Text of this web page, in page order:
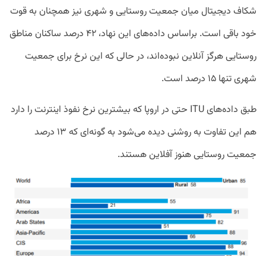
شکاف دیجیتال میان جمعیت روستایی و شهری نیز همچنان به قوت
خود باقی است. براساس داده‌های این نهاد، ۴۲ درصد ساکنان مناطق
روستایی هرگز آنلاین نبوده‌اند، در حالی که این نرخ برای جمعیت
شهری تنها ۱۵ درصد است.
طبق داده‌‌های ITU حتی در اروپا که بیشترین نرخ نفوذ اینترنت را دارد
هم این تفاوت به روشنی دیده می‌شود به گونه‌ای که ۱۳ درصد
جمعیت روستایی هنوز آفلاین‌ هستند.